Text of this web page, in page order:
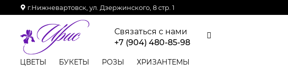
г.Нижневартовск, ул. Дзержинского, 8 стр. 1
Связаться с нами
+7 (904) 480-85-98
ЦВЕТЫ БУКЕТЫ РОЗЫ ХРИЗАНТЕМЫ